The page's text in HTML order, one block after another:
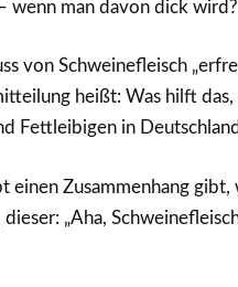
wenn man davon dick wird?
von Schweinefleisch
heißt: Was hilft
Fettleibigen in
einen Zusammenhang
„Aha,